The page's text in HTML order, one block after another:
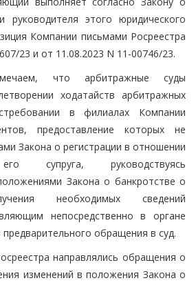
руководителя этого юридического
Компании письмами Росреестра
23 и от 11.08.2023 N 11-00746/23.
что арбитражные суды
ходатайств арбитражных
в филиалах Компании
предоставление которых не
Закона о регистрации в отношении
супруга, руководствуясь
Закона о банкротстве о
необходимых сведений
непосредственно в органе
предварительного обращения в суд.
направлялись обращения о
изменений в положения Закона о